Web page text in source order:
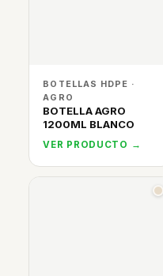
BOTELLAS HDPE ·
AGRO
BOTELLA AGRO
1200ML BLANCO
VER PRODUCTO →